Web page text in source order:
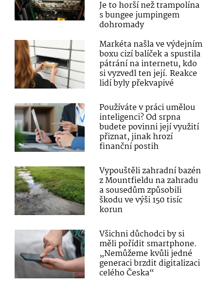
Je to horší než trampolína
s bungee jumpingem
dohromady
Markéta našla ve výdejním
boxu cizí balíček a spustila
pátrání na internetu, kdo
si vyzvedl ten její. Reakce
lidí byly překvapivé
Používáte v práci umělou
inteligenci? Od srpna
budete povinni její využití
přiznat, jinak hrozí
finanční postih
Vypouštěli zahradní bazén
z Mountfieldu na zahradu
a sousedům způsobili
škodu ve výši 150 tisíc
korun
Všichni důchodci by si
měli pořídit smartphone.
„Nemůžeme kvůli jedné
generaci brzdit digitalizaci
celého Česka“